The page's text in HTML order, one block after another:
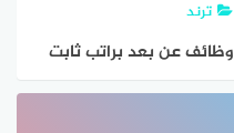
ترند
وظائف عن بعد براتب ثابت
125 وظيفة عن بعد للنساء